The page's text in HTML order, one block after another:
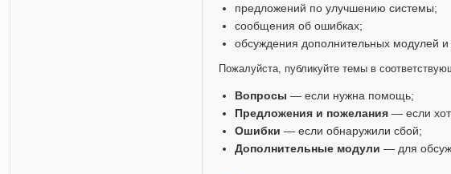
предложений по улучшению системы;
сообщения об ошибках;
обсуждения дополнительных модулей и
Пожалуйста, публикуйте темы в
Вопросы — если нужна помощь;
Предложения и пожелания — если
Ошибки — если обнаружили сбой;
Дополнительные модули — для